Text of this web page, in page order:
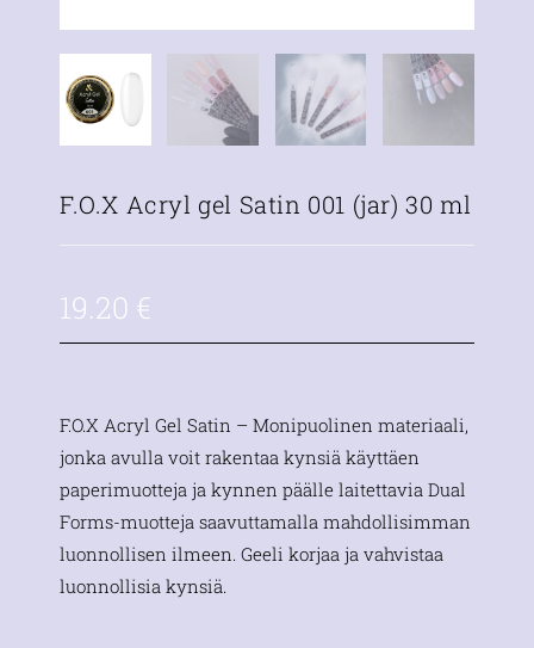
F.O.X Acryl gel Satin 001 (jar) 30 ml
19.20 €
F.O.X Acryl Gel Satin – Monipuolinen materiaali,
jonka avulla voit rakentaa kynsiä käyttäen
paperimuotteja ja kynnen päälle laitettavia Dual
Forms-muotteja saavuttamalla mahdollisimman
luonnollisen ilmeen. Geeli korjaa ja vahvistaa
luonnollisia kynsiä.